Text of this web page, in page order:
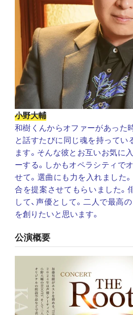
小野大輔
和樹くんからオファーがあった
と話すたびに同じ魂を持ってい
ます。そんな彼とお互いお気に
ーする。しかもオペラシティで
せて。選曲にも力を入れました
合を提案させてもらいました。
して、声優として。二人で最高
を創りたいと思います。
公演概要